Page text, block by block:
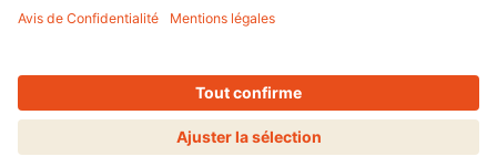
Protection des données